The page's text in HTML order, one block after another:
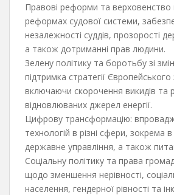
Правові реформи та верховенство
реформах судової системи,
незалежності суддів, прозорості
а також дотриманні прав людини.
Зелену політику та боротьбу зі
підтримка стратегії
включаючи скорочення викидів та
відновлюваних джерел енергії.
Цифрову трансформацію:
технологій в різні сфери, зокрема
державне управління, а також
Соціальну політику та права
щодо зменшення нерівності,
населення, гендерної рівності та